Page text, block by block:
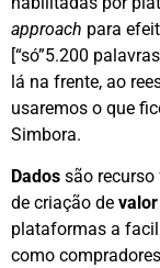
approach para
[“só”5.200
lá na frente, ao
usaremos o que
Simbora.
Dados são
de criação de valor
plataformas a
como